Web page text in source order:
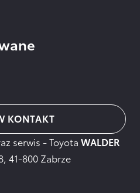
KONTAKT
serwis - Toyota WALDER
41-800 Zabrze